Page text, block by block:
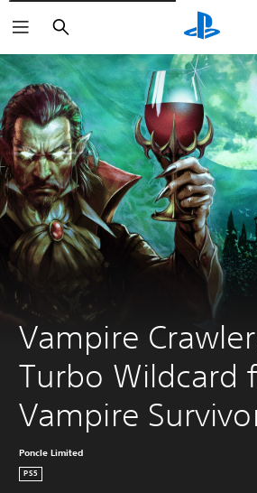
Buscar
Vampire
Turbo Wildcard
Vampire
Poncle Limited
PS5